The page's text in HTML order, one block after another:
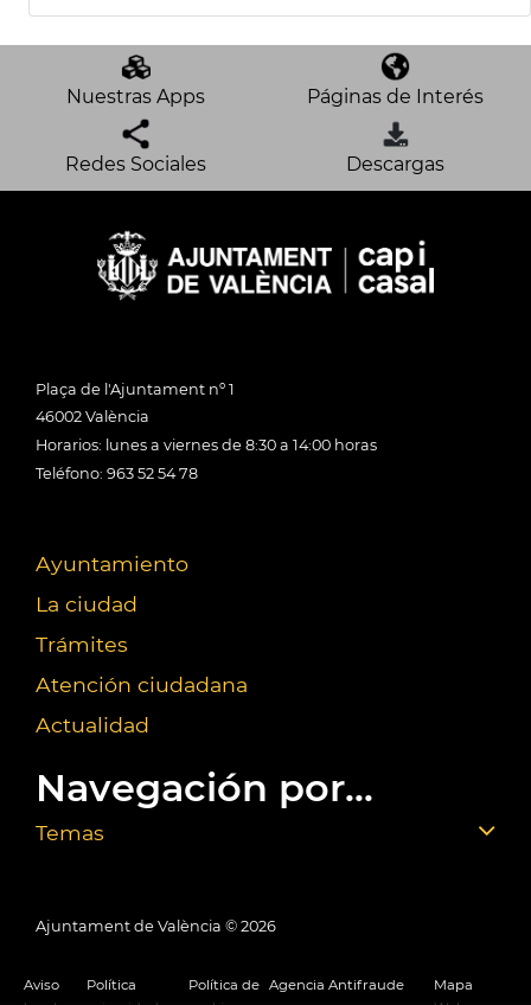
Nuestras Apps Páginas de Interés
Redes Sociales Descargas
Plaça de l'Ajuntament nº 1
46002 València
Horarios: lunes a viernes de 8:30 a 14:00 horas
Teléfono: 963 52 54 78
Ayuntamiento
La ciudad
Trámites
Atención ciudadana
Actualidad
Navegación por...
Temas
Ajuntament de València © 2026
Aviso
Política
Política de Agencia Antifraude
Mapa